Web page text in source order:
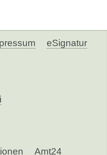
eSignatur
Amt24